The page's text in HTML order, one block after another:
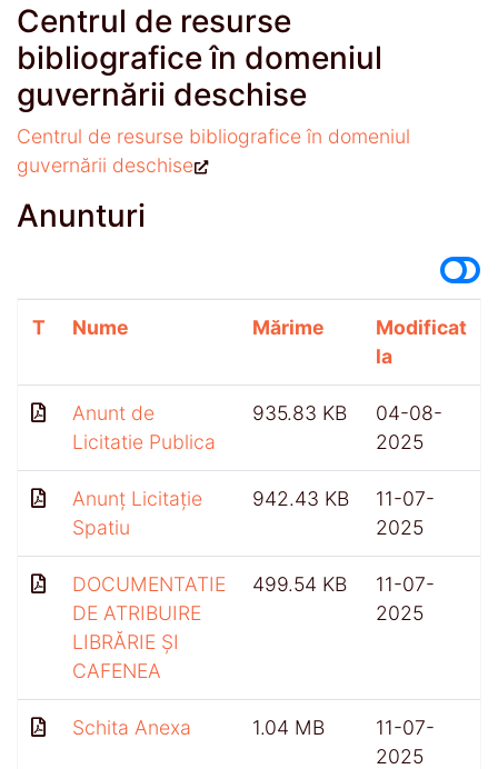
Centrul de resurse
bibliografice în domeniul
guvernării deschise
Centrul de resurse bibliografice în domeniul
guvernării deschise
Anunturi
T Nume Mărime
Modificat
la
Anunt de
Licitatie Publica
935.83 KB
04-08-
2025
Anunț Licitație
Spatiu
942.43 KB
11-07-
2025
DOCUMENTATIE
DE ATRIBUIRE
LIBRĂRIE ȘI
CAFENEA
499.54 KB
11-07-
2025
Schita Anexa 1.04 MB
11-07-
2025